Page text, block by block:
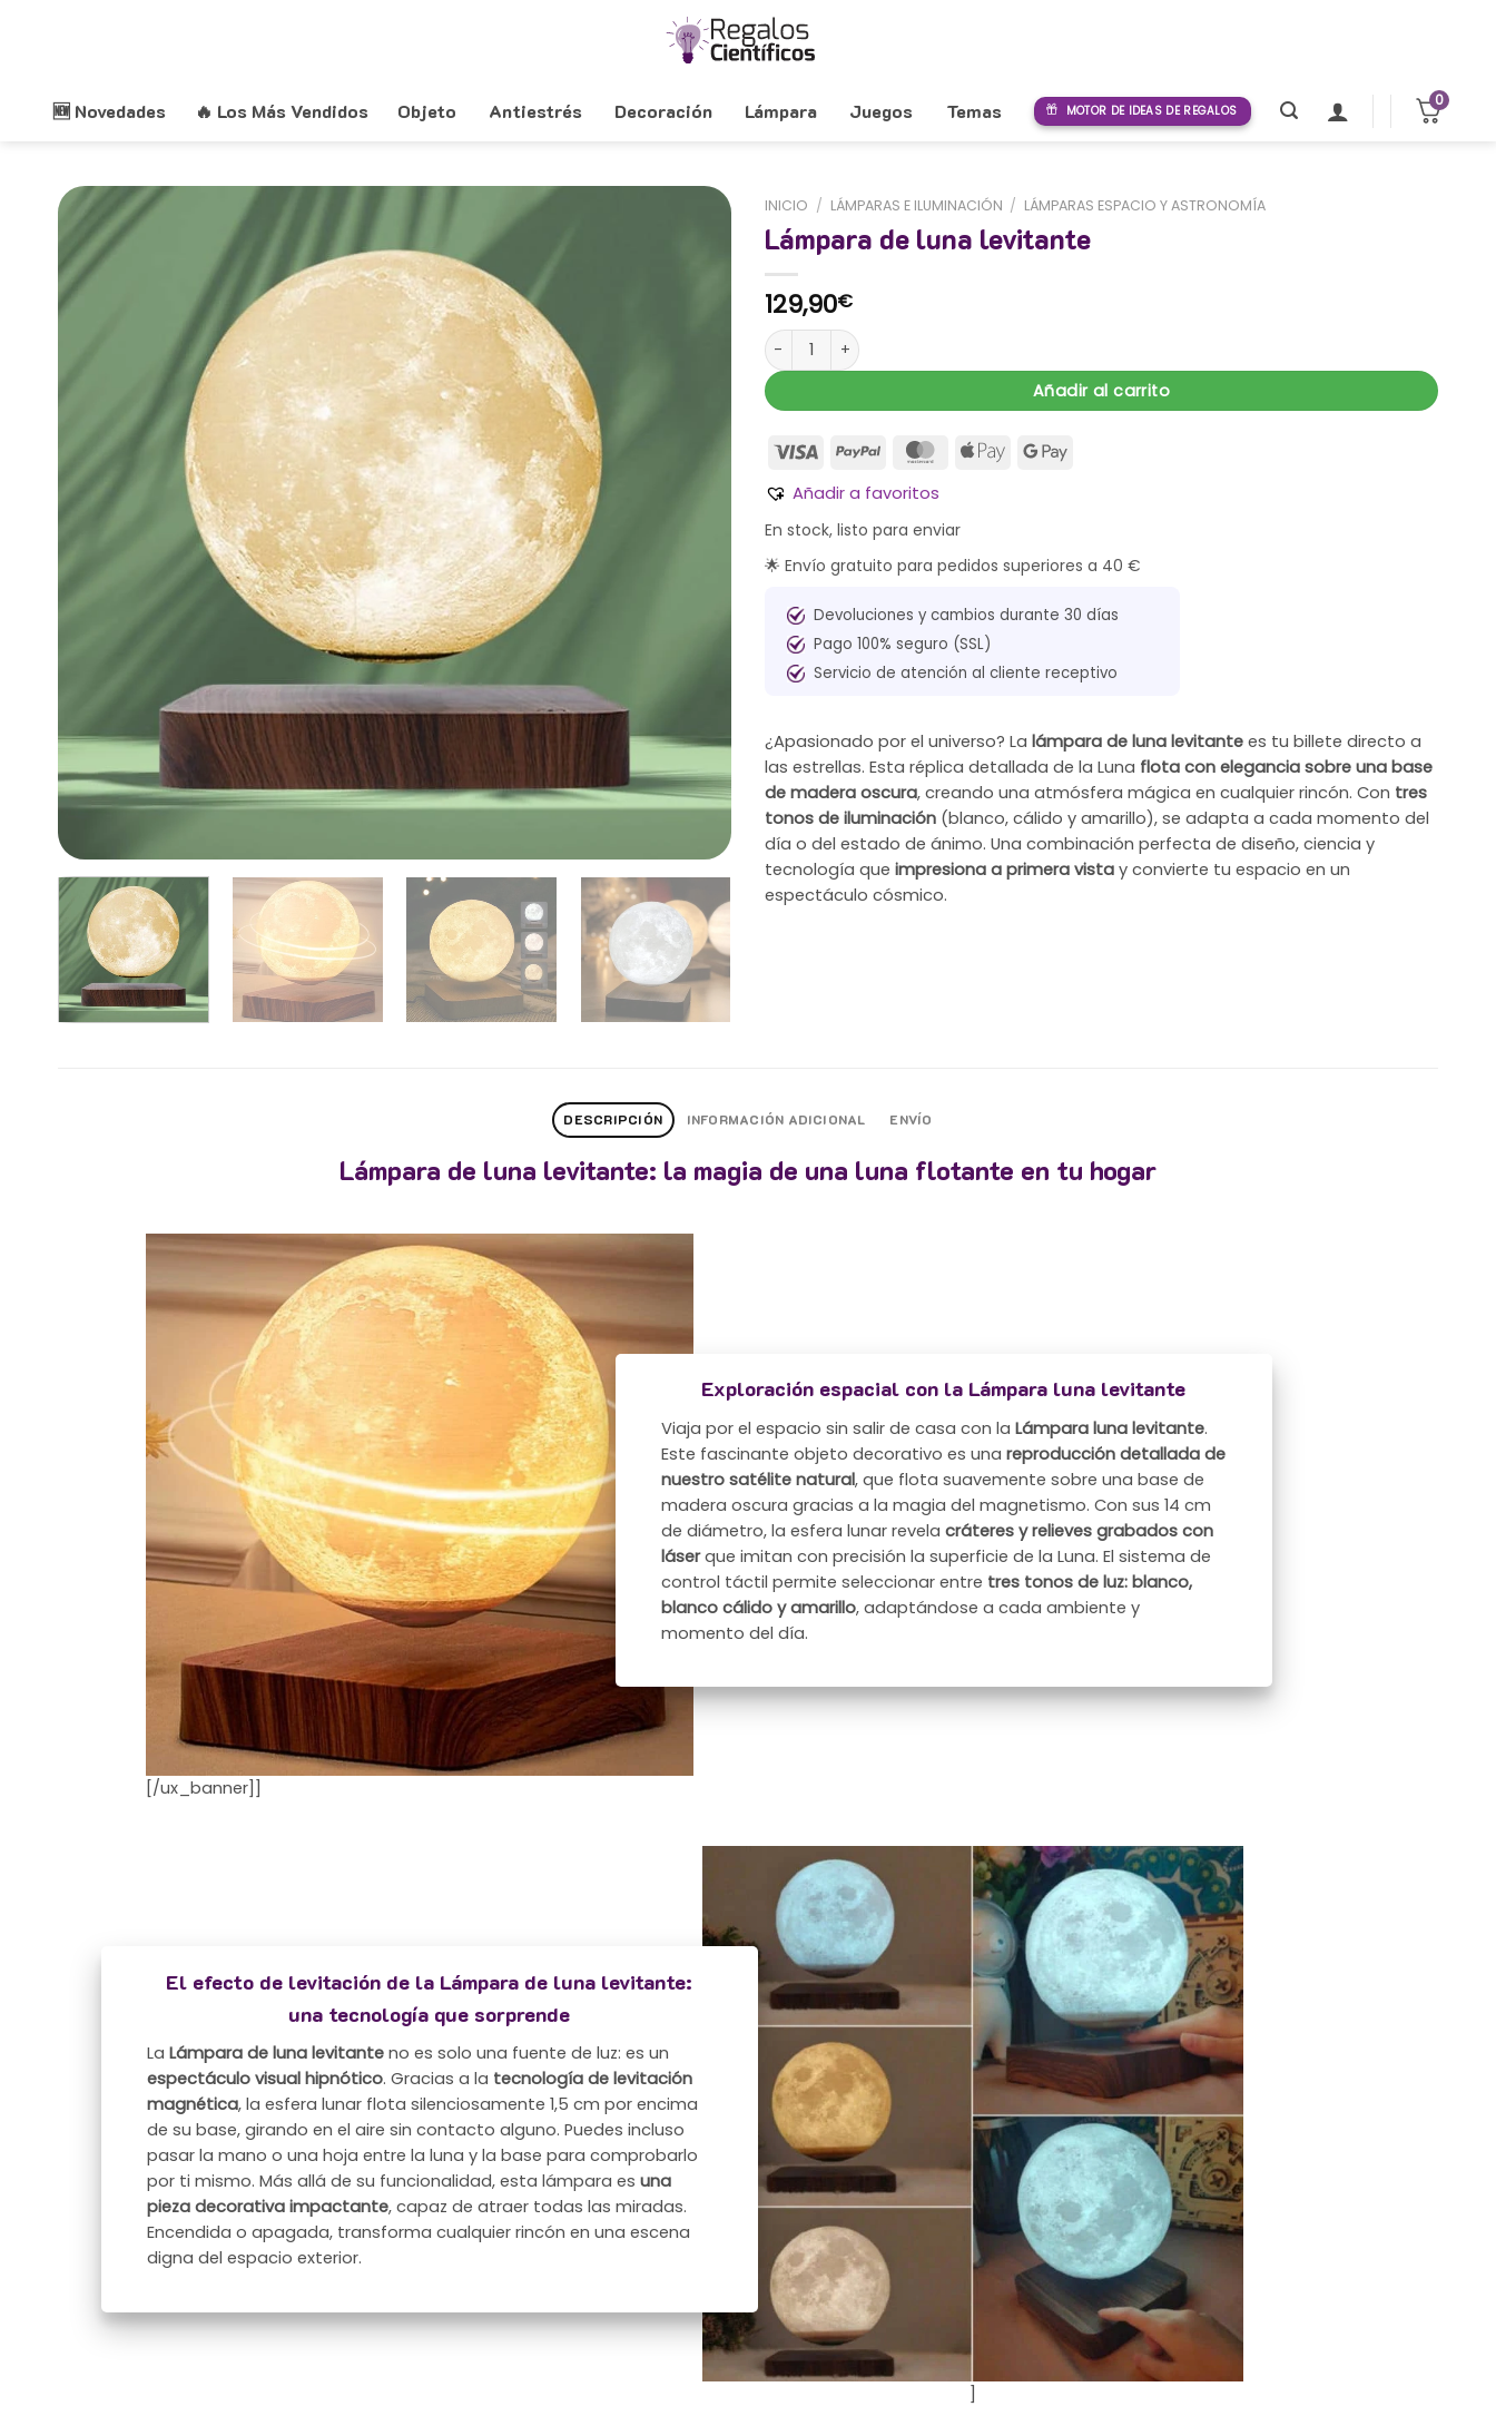
🆕 Novedades 🔥 Los Más Vendidos Objeto Antiestrés Decoración Lámpara Juegos Temas MOTOR DE IDEAS DE REGALOS
0
INICIO / LÁMPARAS E ILUMINACIÓN / LÁMPARAS ESPACIO Y ASTRONOMÍA
Lámpara de luna levitante
129,90€
Lámpara de luna levitante cantidad
Añadir al carrito
Añadir a favoritos
En stock, listo para enviar
🌟 Envío gratuito para pedidos superiores a 40 €
Devoluciones y cambios durante 30 días
Pago 100% seguro (SSL)
Servicio de atención al cliente receptivo
¿Apasionado por el universo? La lámpara de luna levitante es tu billete directo a
las estrellas. Esta réplica detallada de la Luna flota con elegancia sobre una base
de madera oscura, creando una atmósfera mágica en cualquier rincón. Con tres
tonos de iluminación (blanco, cálido y amarillo), se adapta a cada momento del
día o del estado de ánimo. Una combinación perfecta de diseño, ciencia y
tecnología que impresiona a primera vista y convierte tu espacio en un
espectáculo cósmico.
DESCRIPCIÓN INFORMACIÓN ADICIONAL ENVÍO
Lámpara de luna levitante: la magia de una luna flotante en tu hogar
[/ux_banner]]
Exploración espacial con la Lámpara luna levitante
Viaja por el espacio sin salir de casa con laLámpara luna levitante.
Este fascinante objeto decorativo es unareproducción detallada de
nuestro satélite natural, que flota suavemente sobre una base de
madera oscura gracias a la magia del magnetismo. Con sus 14 cm
de diámetro, la esfera lunar revelacráteres y relieves grabados con
láserque imitan con precisión la superficie de la Luna. El sistema de
control táctil permite seleccionar entre tres tonos de luz: blanco,
blanco cálido y amarillo, adaptándose a cada ambiente y
momento del día.
]
El efecto de levitación de la Lámpara de luna levitante:
una tecnología que sorprende
LaLámpara de luna levitante no es solo una fuente de luz: es un
espectáculo visual hipnótico. Gracias a la tecnología de levitación
magnética, la esfera lunar flota silenciosamente 1,5 cm por encima
de su base, girando en el aire sin contacto alguno. Puedes incluso
pasar la mano o una hoja entre la luna y la base para comprobarlo
por ti mismo. Más allá de su funcionalidad, esta lámpara esuna
pieza decorativa impactante, capaz de atraer todas las miradas.
Encendida o apagada, transforma cualquier rincón en una escena
digna del espacio exterior.